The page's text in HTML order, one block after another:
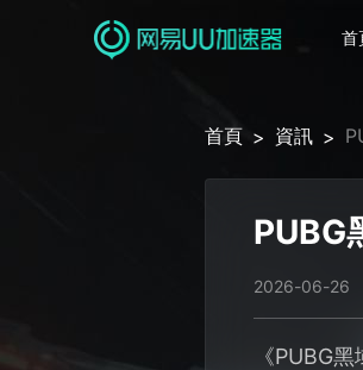
首
首頁 > 資訊 >
PUBG
2026-06-26
《PUBG